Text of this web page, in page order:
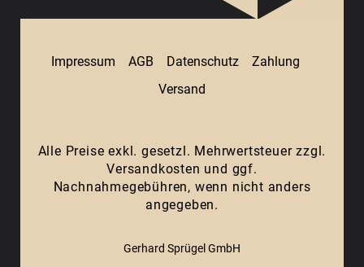
Impressum AGB Datenschutz
Zahlung
Versand
Alle Preise exkl. gesetzl. Mehrwertsteuer zzgl.
Versandkosten und ggf.
Nachnahmegebühren, wenn nicht anders
angegeben.
Gerhard Sprügel GmbH